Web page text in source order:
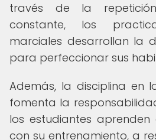
través de la
constante, los
marciales desarrollan la
para perfeccionar sus
Además, la disciplina en
fomenta la
los estudiantes
con su entrenamiento, a